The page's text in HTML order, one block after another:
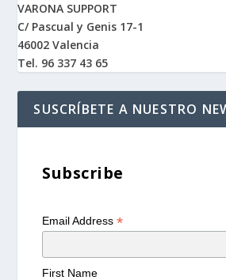
VARONA SUPPORT
C/ Pascual y Genis 17-1
46002 Valencia
Tel. 96 337 43 65
SUSCRÍBETE A NUESTRO
Subscribe
Email Address*
First Name